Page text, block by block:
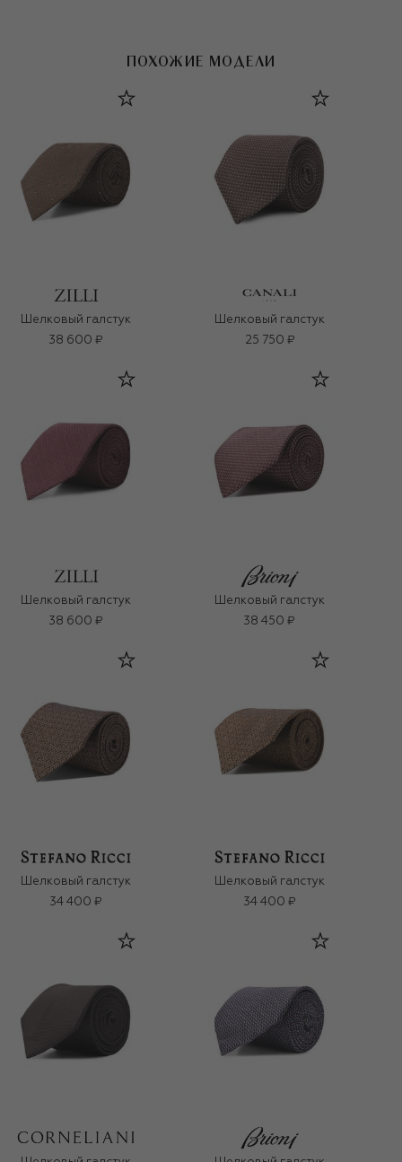
ПОХОЖИЕ МОДЕЛИ
Шелковый галстук
38 600 ₽
Шелковый галстук
25 750 ₽
Шелковый галстук
38 600 ₽
Шелковый галстук
38 450 ₽
Шелковый галстук
34 400 ₽
Шелковый галстук
34 400 ₽